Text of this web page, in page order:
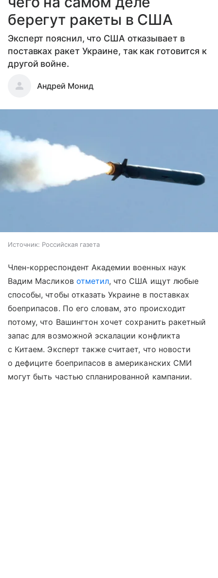
берегут ракеты в США
Эксперт пояснил, что США отказывает в
поставках ракет Украине, так как готовится к
другой войне.
Андрей Монид
Источник: Российская газета
Член-корреспондент Академии военных наук
Вадим Масликов отметил, что США ищут любые
способы, чтобы отказать Украине в поставках
боеприпасов. По его словам, это происходит
потому, что Вашингтон хочет сохранить ракетный
запас для возможной эскалации конфликта
с Китаем. Эксперт также считает, что новости
о дефиците боеприпасов в американских СМИ
могут быть частью спланированной кампании.